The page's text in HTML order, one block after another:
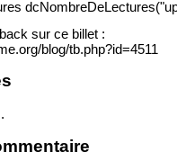
sur ce billet :
blog/tb.php?id=4511